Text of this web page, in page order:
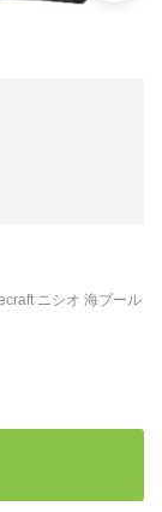
ニシオ 海プール